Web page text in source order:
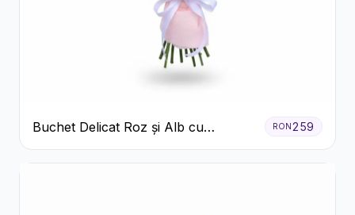
Buchet Delicat Roz și Alb cu
Trandafiri și Lisianthus
RON259